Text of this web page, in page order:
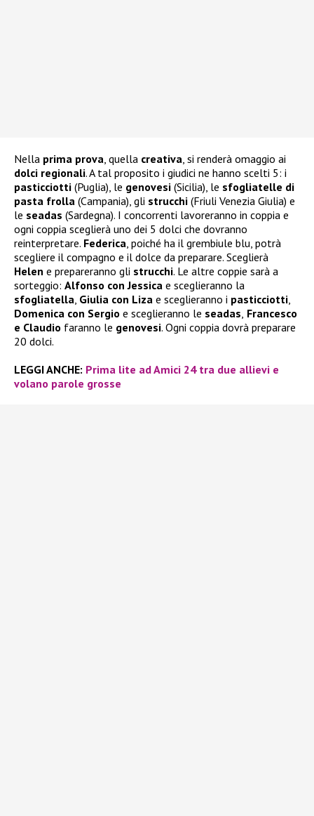
Nella prima prova, quella creativa, si renderà omaggio ai
dolci regionali. A tal proposito i giudici ne hanno scelti 5: i
pasticciotti (Puglia), le genovesi (Sicilia), le sfogliatelle di
pasta frolla (Campania), gli strucchi (Friuli Venezia Giulia) e
le seadas (Sardegna). I concorrenti lavoreranno in coppia e
ogni coppia sceglierà uno dei 5 dolci che dovranno
reinterpretare. Federica, poiché ha il grembiule blu, potrà
scegliere il compagno e il dolce da preparare. Sceglierà
Helen e prepareranno gli strucchi. Le altre coppie sarà a
sorteggio: Alfonso con Jessica e sceglieranno la
sfogliatella, Giulia con Liza e sceglieranno i pasticciotti,
Domenica con Sergio e sceglieranno le seadas, Francesco
e Claudio faranno le genovesi. Ogni coppia dovrà preparare
20 dolci.
LEGGI ANCHE: Prima lite ad Amici 24 tra due allievi e
volano parole grosse